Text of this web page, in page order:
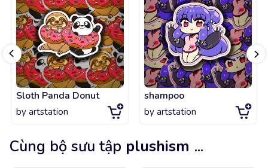
Sloth Panda Donut
by artstation
shampoo
by artstation
Cùng bộ sưu tập plushism ...